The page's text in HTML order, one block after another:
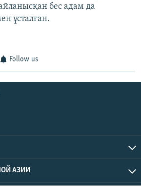
бес адам да
ұсталған.
Follow us
АЗИИ